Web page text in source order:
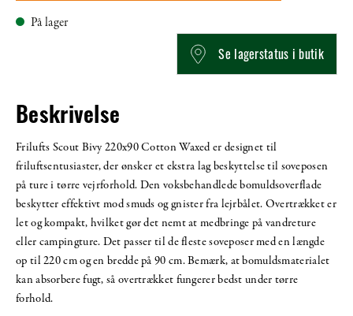
På lager
Se lagerstatus i butik
Beskrivelse
Frilufts Scout Bivy 220x90 Cotton Waxed er designet til
friluftsentusiaster, der ønsker et ekstra lag beskyttelse til soveposen
på ture i tørre vejrforhold. Den voksbehandlede bomuldsoverflade
beskytter effektivt mod smuds og gnister fra lejrbålet. Overtrækket er
let og kompakt, hvilket gør det nemt at medbringe på vandreture
eller campingture. Det passer til de fleste soveposer med en længde
op til 220 cm og en bredde på 90 cm. Bemærk, at bomuldsmaterialet
kan absorbere fugt, så overtrækket fungerer bedst under tørre
forhold.